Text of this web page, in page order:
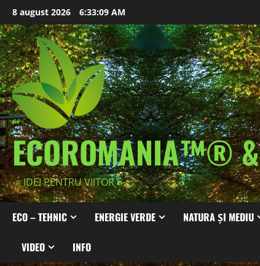
Skip
to
content
8 august 2026 6:33:11 AM
ECOROMANIA™®
-= IDEI PENTRU VIITOR =-
ECO – TEHNIC ENERGIE VERDE NATURA ȘI MEDIU
VIDEO INFO